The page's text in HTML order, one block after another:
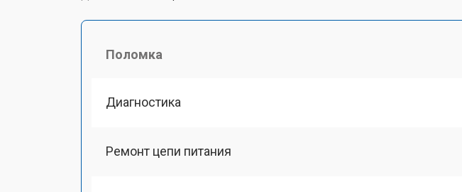
Поломка
Диагностика
Ремонт цепи питания